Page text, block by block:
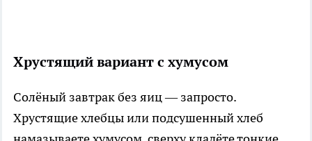
Хрустящий вариант с хумусом
Солёный завтрак без яиц — запросто.
Хрустящие хлебцы или подсушенный хлеб